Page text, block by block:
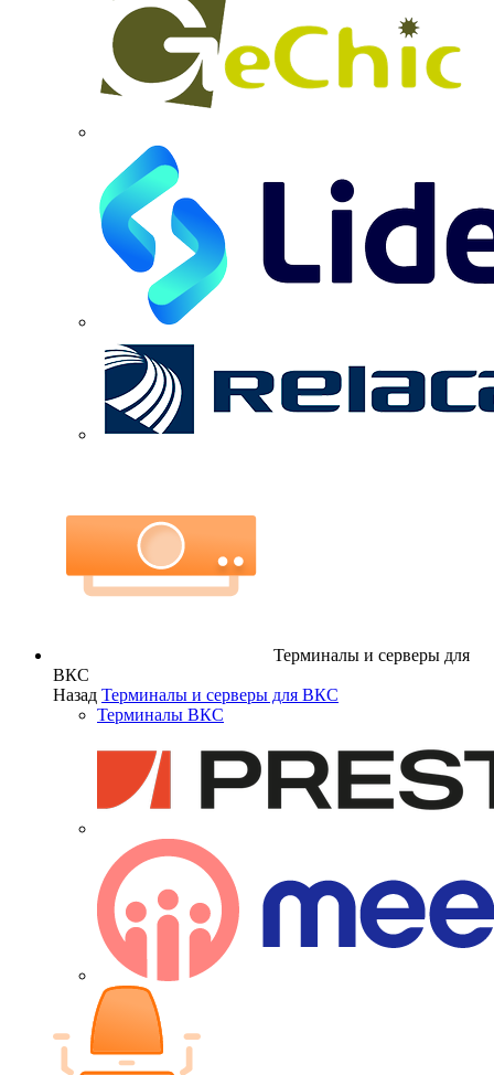
Терминалы и серверы для
ВКС
Назад Терминалы и серверы для ВКС
Терминалы ВКС